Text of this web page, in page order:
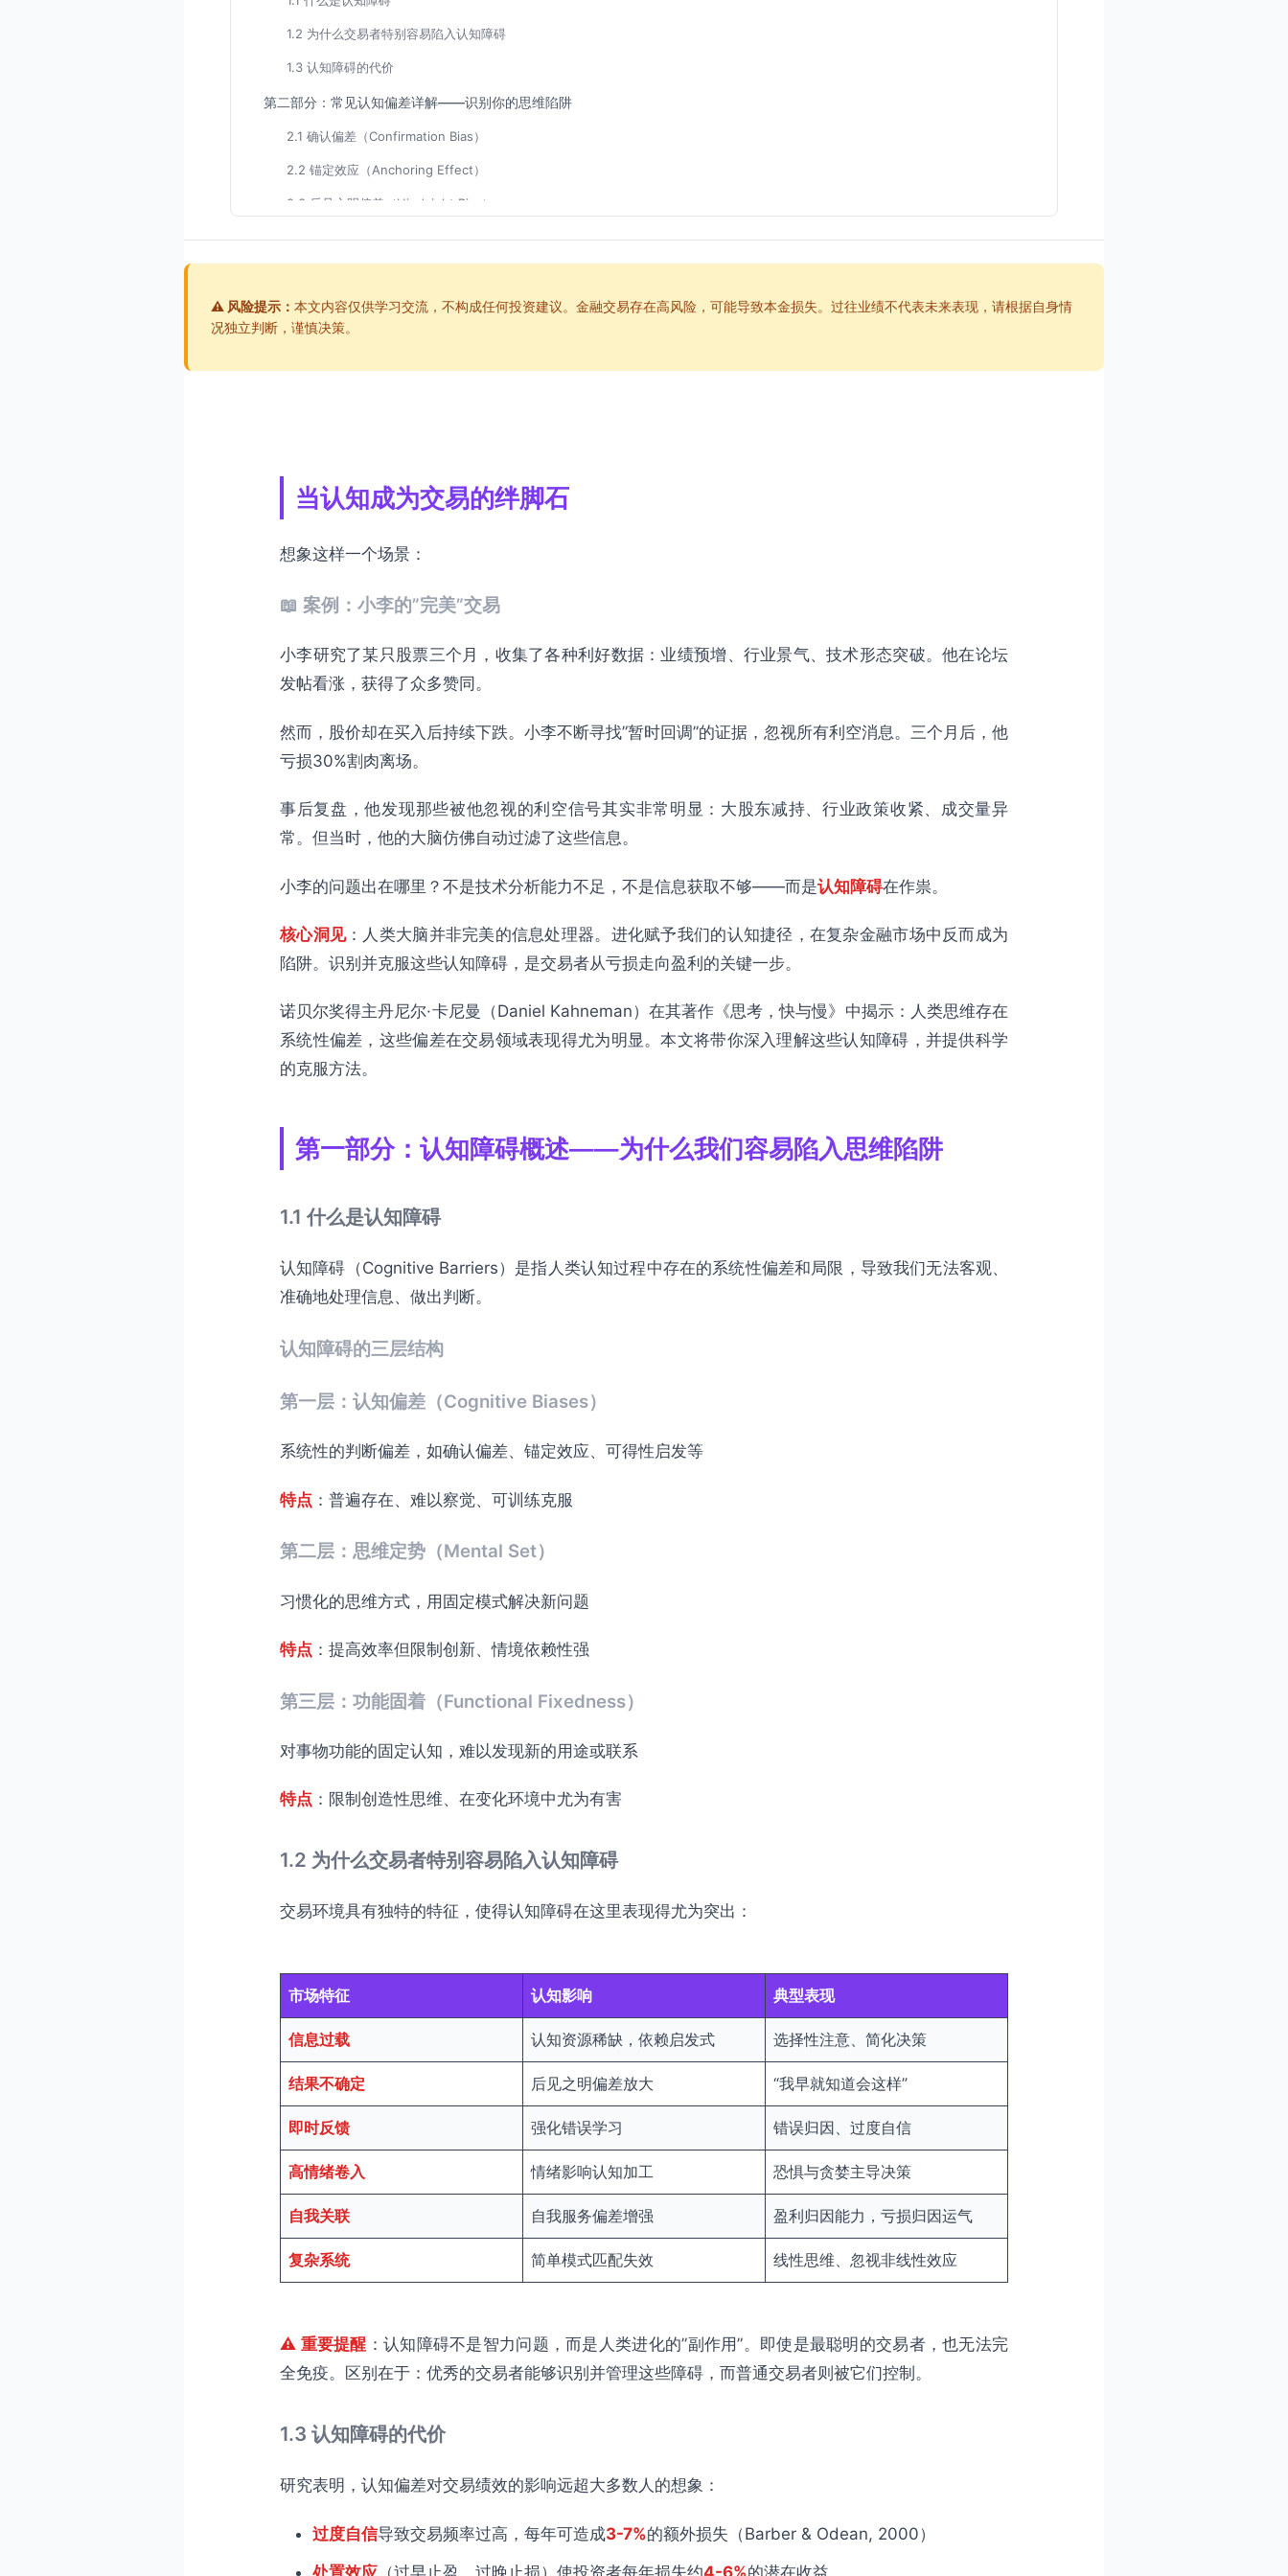
1.2 为什么交易者特别容易陷入认知障碍
1.3 认知障碍的代价
第二部分：常见认知偏差详解——识别你的思维陷阱
2.1 确认偏差（Confirmation Bias）
2.2 锚定效应（Anchoring Effect）
2.3 后见之明偏差（Hindsight Bias）
2.4 可得性启发（Availability Heuristic）
2.6 其他重要认知偏差
第三部分：思维定势与功能固着——看不见的牢笼
3.1 思维定势的形成与危害
第四部分：认知灵活性训练——培养适应性的思维
4.1 什么是认知灵活性
4.2 认知灵活性训练方法
第五部分：觉照交易视角下的认知突破
5.1 见自己：觉察认知偏差的运作
5.2 见市场：超越认知框架的局限
5.4 觉照交易者的认知修炼路径
总结与行动建议
核心要点回顾
30天认知训练计划
⚠️ 风险提示： 本文内容仅供学习交流，不构成任何投资建议。金融交易存在高风险，可能导致本金损失。过往业绩不代表未来表现，请根据自身情
况独立判断，谨慎决策。
当认知成为交易的绊脚石
想象这样一个场景：
📖 案例：小李的”完美”交易
小李研究了某只股票三个月，收集了各种利好数据：业绩预增、行业景气、技术形态突破。他在论坛
发帖看涨，获得了众多赞同。
然而，股价却在买入后持续下跌。小李不断寻找”暂时回调”的证据，忽视所有利空消息。三个月后，他
亏损30%割肉离场。
事后复盘，他发现那些被他忽视的利空信号其实非常明显：大股东减持、行业政策收紧、成交量异
常。但当时，他的大脑仿佛自动过滤了这些信息。
小李的问题出在哪里？不是技术分析能力不足，不是信息获取不够——而是认知障碍在作祟。
核心洞见：人类大脑并非完美的信息处理器。进化赋予我们的认知捷径，在复杂金融市场中反而成为
陷阱。识别并克服这些认知障碍，是交易者从亏损走向盈利的关键一步。
诺贝尔奖得主丹尼尔·卡尼曼（Daniel Kahneman）在其著作《思考，快与慢》中揭示：人类思维存在
系统性偏差，这些偏差在交易领域表现得尤为明显。本文将带你深入理解这些认知障碍，并提供科学
的克服方法。
第一部分：认知障碍概述——为什么我们容易陷入思维陷阱
1.1 什么是认知障碍
认知障碍（Cognitive Barriers）是指人类认知过程中存在的系统性偏差和局限，导致我们无法客观、
准确地处理信息、做出判断。
认知障碍的三层结构
第一层：认知偏差（Cognitive Biases）
系统性的判断偏差，如确认偏差、锚定效应、可得性启发等
特点 ：普遍存在、难以察觉、可训练克服
第二层：思维定势（Mental Set）
习惯化的思维方式，用固定模式解决新问题
特点 ：提高效率但限制创新、情境依赖性强
第三层：功能固着（Functional Fixedness）
对事物功能的固定认知，难以发现新的用途或联系
特点 ：限制创造性思维、在变化环境中尤为有害
1.2 为什么交易者特别容易陷入认知障碍
交易环境具有独特的特征，使得认知障碍在这里表现得尤为突出：
市场特征 认知影响 典型表现
信息过载 认知资源稀缺，依赖启发式 选择性注意、简化决策
结果不确定 后见之明偏差放大 “我早就知道会这样”
即时反馈 强化错误学习 错误归因、过度自信
高情绪卷入 情绪影响认知加工 恐惧与贪婪主导决策
自我关联 自我服务偏差增强 盈利归因能力，亏损归因运气
复杂系统 简单模式匹配失效 线性思维、忽视非线性效应
⚠️ 重要提醒 ：认知障碍不是智力问题，而是人类进化的”副作用”。即使是最聪明的交易者，也无法完
全免疫。区别在于：优秀的交易者能够识别并管理这些障碍，而普通交易者则被它们控制。
1.3 认知障碍的代价
研究表明，认知偏差对交易绩效的影响远超大多数人的想象：
过度自信导致交易频率过高，每年可造成3-7%的额外损失（Barber & Odean, 2000）
处置效应 （过早止盈、过晚止损）使投资者每年损失约4-6%的潜在收益